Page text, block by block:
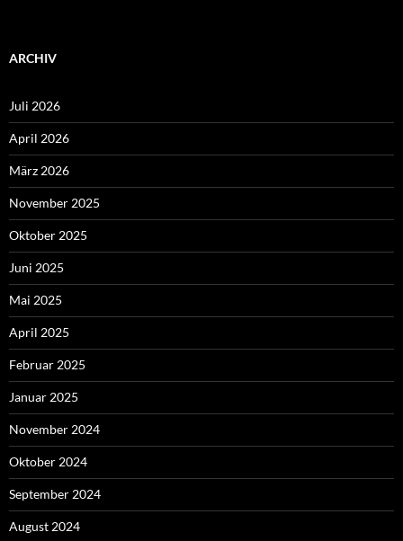
ARCHIV
Juli 2026
April 2026
März 2026
November 2025
Oktober 2025
Juni 2025
Mai 2025
April 2025
Februar 2025
Januar 2025
November 2024
Oktober 2024
September 2024
August 2024